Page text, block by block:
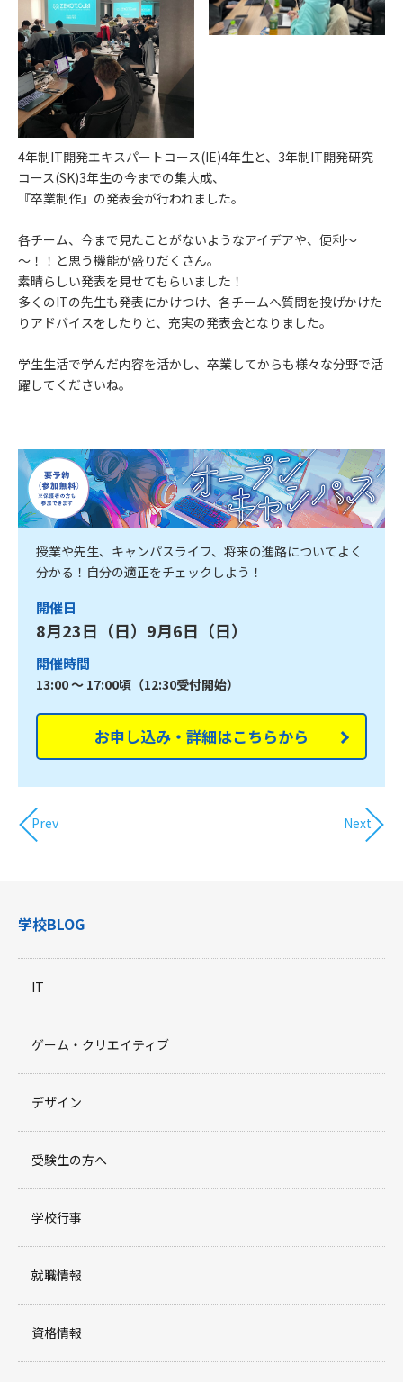
4年制IT開発エキスパートコース(IE)4年生と、3年制IT開発研究
コース(SK)3年生の今までの集大成、
『卒業制作』の発表会が行われました。
各チーム、今まで見たことがないようなアイデアや、便利～
～！！と思う機能が盛りだくさん。
素晴らしい発表を見せてもらいました！
多くのITの先生も発表にかけつけ、各チームへ質問を投げかけた
りアドバイスをしたりと、充実の発表会となりました。
学生生活で学んだ内容を活かし、卒業してからも様々な分野で活
躍してくださいね。
授業や先生、キャンパスライフ、将来の進路についてよく
分かる！自分の適正をチェックしよう！
開催日
8月23日（日）9月6日（日）
開催時間
13:00 ～ 17:00頃（12:30受付開始）
お申し込み・詳細はこちらから
Prev Next
学校BLOG
IT
ゲーム・クリエイティブ
デザイン
受験生の方へ
学校行事
就職情報
資格情報